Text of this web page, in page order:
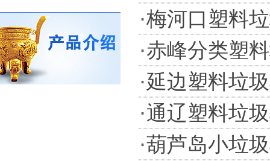
·梅河口塑料
·赤峰分类塑
·延边塑料垃
·通辽塑料垃
·葫芦岛小垃